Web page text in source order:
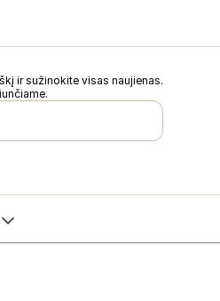
ir sužinokite visas naujienas.
miesto teismo komerciniame